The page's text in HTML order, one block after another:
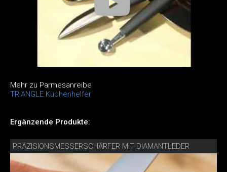
Mehr zu Parmesanreibe
TRIANGLE Küchenhelfer
Ergänzende Produkte:
PRÄZISIONSMESSERSCHÄRFER MIT DIAMANTLEDER